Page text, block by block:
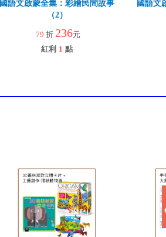
國語文啟蒙全集：彩繪民間故事
（2）
79 折 236元
紅利 1 點
國語文